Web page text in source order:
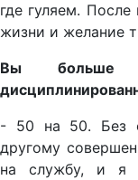
где гуляем.
жизни и желание
Вы больше
- 50 на 50. Без
другому
на службу, и я